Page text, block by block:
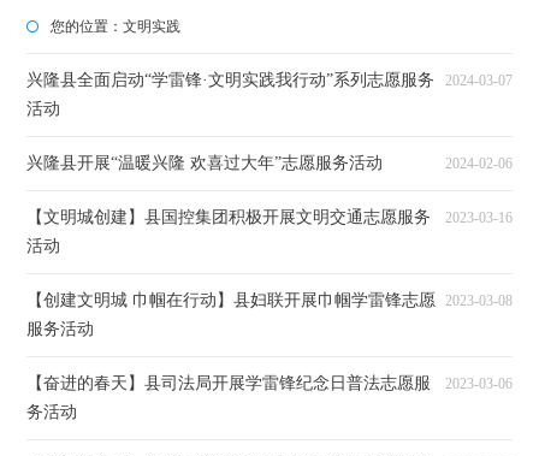
您的位置：文明实践
兴隆县全面启动“学雷锋·文明实践我行动”系列志愿服务
活动
2024-03-07
兴隆县开展“温暖兴隆 欢喜过大年”志愿服务活动 2024-02-06
【文明城创建】县国控集团积极开展文明交通志愿服务
活动
2023-03-16
【创建文明城 巾帼在行动】县妇联开展巾帼学雷锋志愿
服务活动
2023-03-08
【奋进的春天】县司法局开展学雷锋纪念日普法志愿服
务活动
2023-03-06